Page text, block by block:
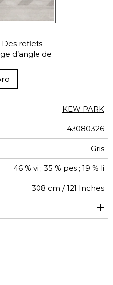
les tissus
Voir tous les
reflets
d’angle de
KEW PARK
43080326
Gris
46 % vi ; 35 % pes ; 19 % li
308 cm / 121 Inches
<2%
Raccord droit
De large
110
Allemagne
20 cm / 8 Inches
20 cm / 8 Inches